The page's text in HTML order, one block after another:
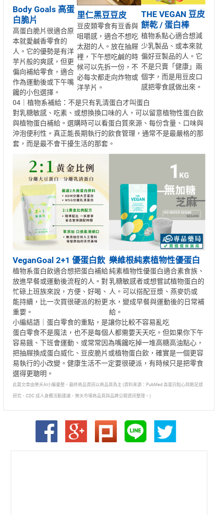
Body Goals 高蛋
白脆片
高蛋白脆片很適合原
本就愛鹹香零食的
人。它的優勢是有洋
芋片般的爽感，但更
偏向補給零食，適合
作為運動後或下午嘴
饞的小包選擇。
里仁黑豆豆皮
豆皮類零食有豆香與
咀嚼感，適合不想吃
太甜的人。放在抽屜
裡，下午想吃鹹的時
候可以先拆一份，不
必每次都走向炸物或
洋芋片。
THE VEGAN 豆皮
餅乾 / 蛋白棒
植物系點心適合想減
少乳製品、或本來就
偏好豆製品的人。它
不是只賣「健康」兩
個字，而是用豆皮口
感把零食感做出來。
04｜植物系補給：不是只有乳清蛋白才叫蛋白
對乳糖敏感、吃素、或想換換口味的人，可以留意植物性蛋白飲
與植物蛋白補給。選購時可以看蛋白質來源、每份含量、口味與
沖泡便利性。真正能長期執行的飲食管理，通常不是最嚴格的那
套，而是最不會干擾生活的那套。
VeganGoal 2+1 優蛋白飲
植物系蛋白飲適合想把蛋白補給
放進早餐或運動後流程的人。對
忙碌上班族來說，方便、好喝、
能持續，比一次買很硬派的粉更
重要。
樂維根純素植物性優蛋白
純素植物性優蛋白適合素食族、
乳糖敏感者或想嘗試植物蛋白的
人。可以搭配豆漿、燕麥奶或
水，變成早餐與運動後的日常補
給。
小編結語｜蛋白零食的重點，是讓你比較不容易亂吃
蛋白零食不是魔法，也不是每個人都需要天天吃。但如果你下午
容易餓、下班會運動、或常常因為嘴饞吃掉一堆高糖高油點心，
把抽屜換成蛋白威化、豆皮脆片或植物蛋白飲，確實是一個更容
易執行的小改變。健康生活不一定要很硬派，有時候只是把零食
選得更聰明。
此篇文章由樂天AI小編彙整，最終商品資訊以商品頁為主 (資料來源：PubMed 高蛋白點心與飽足感
研究、CDC 成人身體活動建議、樂天市場商品頁與品牌公開資訊整理。)